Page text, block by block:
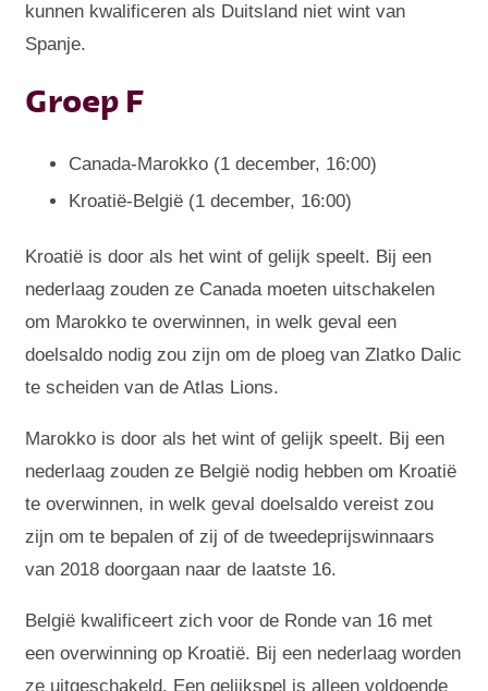
kunnen kwalificeren als Duitsland niet wint van
Spanje.
Groep F
Canada-Marokko (1 december, 16:00)
Kroatië-België (1 december, 16:00)
Kroatië is door als het wint of gelijk speelt. Bij een
nederlaag zouden ze Canada moeten uitschakelen
om Marokko te overwinnen, in welk geval een
doelsaldo nodig zou zijn om de ploeg van Zlatko Dalic
te scheiden van de Atlas Lions.
Marokko is door als het wint of gelijk speelt. Bij een
nederlaag zouden ze België nodig hebben om Kroatië
te overwinnen, in welk geval doelsaldo vereist zou
zijn om te bepalen of zij of de tweedeprijswinnaars
van 2018 doorgaan naar de laatste 16.
België kwalificeert zich voor de Ronde van 16 met
een overwinning op Kroatië. Bij een nederlaag worden
ze uitgeschakeld. Een gelijkspel is alleen voldoende